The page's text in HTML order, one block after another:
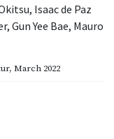
, Isaac de Paz
, Gun Yee Bae, Mauro
, March 2022